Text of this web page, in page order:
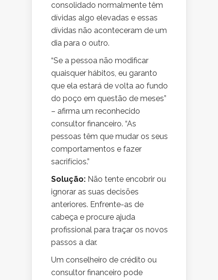
consolidado normalmente têm
dívidas algo elevadas e essas
dívidas não aconteceram de um
dia para o outro.
“Se a pessoa não modificar
quaisquer hábitos, eu garanto
que ela estará de volta ao fundo
do poço em questão de meses”
– afirma um reconhecido
consultor financeiro. “As
pessoas têm que mudar os seus
comportamentos e fazer
sacrifícios.”
Solução: Não tente encobrir ou
ignorar as suas decisões
anteriores. Enfrente-as de
cabeça e procure ajuda
profissional para traçar os novos
passos a dar.
Um conselheiro de crédito ou
consultor financeiro pode